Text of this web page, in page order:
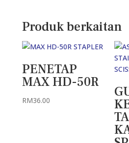
Produk berkaitan
PENETAP
MAX HD-50R
RM36.00